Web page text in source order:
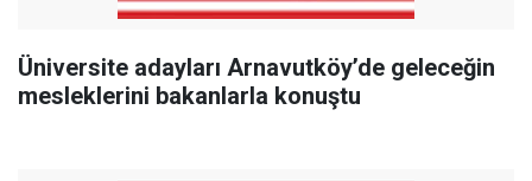
Üniversite adayları Arnavutköy’de geleceğin
mesleklerini bakanlarla konuştu